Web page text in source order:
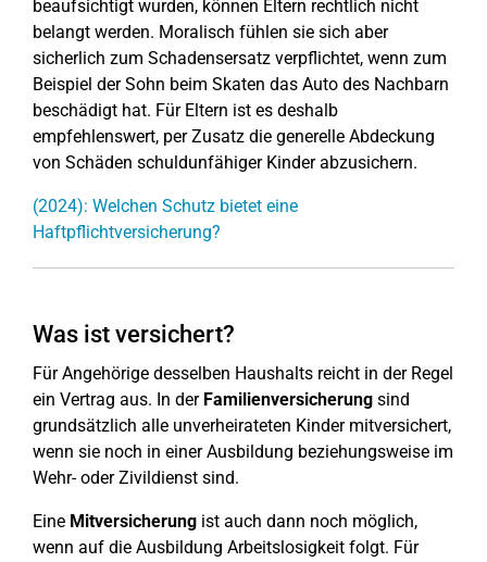
beaufsichtigt wurden, können Eltern rechtlich nicht
belangt werden. Moralisch fühlen sie sich aber
sicherlich zum Schadensersatz verpflichtet, wenn zum
Beispiel der Sohn beim Skaten das Auto des Nachbarn
beschädigt hat. Für Eltern ist es deshalb
empfehlenswert, per Zusatz die generelle Abdeckung
von Schäden schuldunfähiger Kinder abzusichern.
(2024): Welchen Schutz bietet eine
Haftpflichtversicherung?
Was ist versichert?
Für Angehörige desselben Haushalts reicht in der Regel
ein Vertrag aus. In der Familienversicherung sind
grundsätzlich alle unverheirateten Kinder mitversichert,
wenn sie noch in einer Ausbildung beziehungsweise im
Wehr- oder Zivildienst sind.
Eine Mitversicherung ist auch dann noch möglich,
wenn auf die Ausbildung Arbeitslosigkeit folgt. Für